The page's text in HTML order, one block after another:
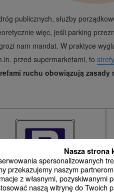
Nasza strona
spersonalizowanych
przekazujemy naszym
z własnymi,
naszą witrynę do Twoich
publicznych, służby
więc, jeśli parking
nam mandat. W praktyce
przed supermarketami, to
ruchu obowiązują